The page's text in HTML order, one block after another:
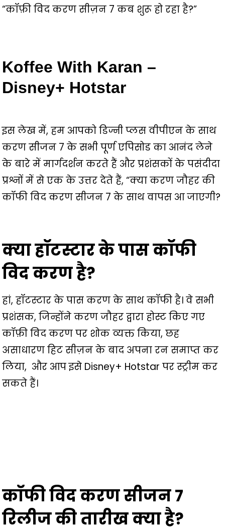
“कॉफ़ी विद करण सीज़न 7 कब शुरू हो रहा है?”
Koffee With Karan –
Disney+ Hotstar
इस लेख में, हम आपको डिज्नी प्लस वीपीएन के साथ
करण सीजन 7 के सभी पूर्ण एपिसोड का आनंद लेने
के बारे में मार्गदर्शन करते हैं और प्रशंसकों के पसंदीदा
प्रश्नों में से एक के उत्तर देते हैं, “क्या करण जौहर की
कॉफी विद करण सीजन 7 के साथ वापस आ जाएगी?
क्या हॉटस्टार के पास कॉफी
विद करण है?
हां, हॉटस्टार के पास करण के साथ कॉफी है। वे सभी
प्रशंसक, जिन्होंने करण जौहर द्वारा होस्ट किए गए
कॉफ़ी विद करण पर शोक व्यक्त किया, छह
असाधारण हिट सीज़न के बाद अपना रन समाप्त कर
लिया, और आप इसे Disney+ Hotstar पर स्ट्रीम कर
सकते हैं।
कॉफी विद करण सीजन 7
रिलीज की तारीख क्या है?